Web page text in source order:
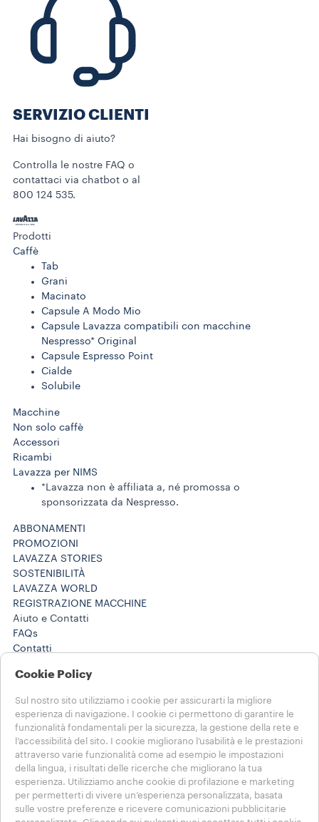
SERVIZIO CLIENTI​
Hai bisogno di aiuto?​
Controlla le nostre FAQ o
contattaci via chatbot o al
800 124 535.
Prodotti
Caffè
Tab
Grani
Macinato
Capsule A Modo Mio
Capsule Lavazza compatibili con macchine
Nespresso* Original
Capsule Espresso Point
Cialde
Solubile
Macchine
Non solo caffè
Accessori
Ricambi
Lavazza per NIMS
*Lavazza non è affiliata a, né promossa o
sponsorizzata da Nespresso.
ABBONAMENTI
PROMOZIONI
LAVAZZA STORIES
SOSTENIBILITÀ
LAVAZZA WORLD
REGISTRAZIONE MACCHINE
Aiuto e Contatti
FAQs
Contatti
800 124 535
Note Legali e Privacy
Termini di utilizzo
Condizioni di vendita e-commerce
Termini e condizioni Lavazza da te
Disdici l'ordine o l'abbonamento qui
SCEGLI IL TUO PAESE
Cookie Policy
Sul nostro sito utilizziamo i cookie per assicurarti la migliore
esperienza di navigazione. I cookie ci permettono di garantire le
funzionalità fondamentali per la sicurezza, la gestione della rete e
l’accessibilità del sito. I cookie migliorano l’usabilità e le prestazioni
attraverso varie funzionalità come ad esempio le impostazioni
della lingua, i risultati delle ricerche che migliorano la tua
esperienza. Utilizziamo anche cookie di profilazione e marketing
per permetterti di vivere un’esperienza personalizzata, basata
sulle vostre preferenze e ricevere comunicazioni pubblicitarie